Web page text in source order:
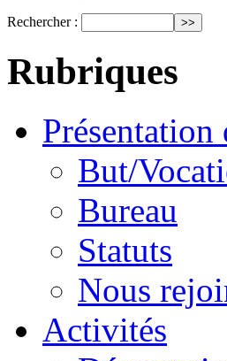
Rechercher :
Rubriques
Présentation
But/
Bureau
Statuts
Nous
Activités